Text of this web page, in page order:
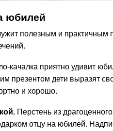
юбилей
полезным и практичным
качалка приятно удивит
презентом дети выразят
и хорошо.
Перстень из
отцу на юбилей.